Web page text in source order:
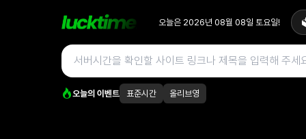
오늘은 2026년 08월 08일 토요일!
오늘의 이벤트 표준시간 올리브영